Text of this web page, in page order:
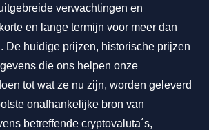
verwachtingen en
en lange termijn voor meer dan
De huidige prijzen, historische prijzen
die ons helpen onze
tot wat ze nu zijn, worden geleverd
onafhankelijke bron van
betreffende cryptovaluta´s,